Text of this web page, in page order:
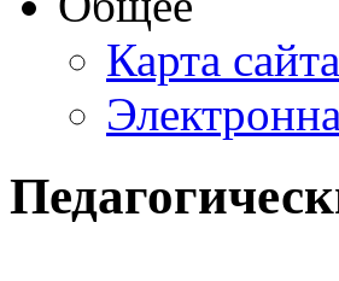
Карта сайта